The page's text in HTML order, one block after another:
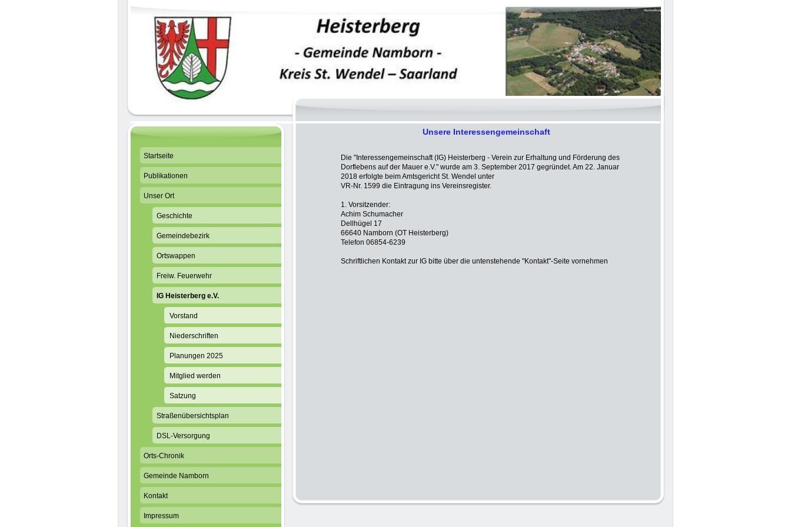
Unsere Interessengemeinschaft
Die "Interessengemeinschaft (IG) Heisterberg - Verein zur Erhaltung und Förderung des
Dorflebens auf der Mauer e.V." wurde am 3. September 2017 gegründet. Am 22. Januar
2018 erfolgte beim Amtsgericht St. Wendel unter
VR-Nr. 1599 die Eintragung ins Vereinsregister.
1. Vorsitzender:
Achim Schumacher
Dellhügel 17
66640 Namborn (OT Heisterberg)
Telefon 06854-6239
Schriftlichen Kontakt zur IG bitte über die untenstehende "Kontakt"-Seite vornehmen
Startseite
Publikationen
Unser Ort
Geschichte
Gemeindebezirk
Ortswappen
Freiw. Feuerwehr
IG Heisterberg e.V.
Vorstand
Niederschriften
Planungen 2025
Mitglied werden
Satzung
Straßenübersichtsplan
DSL-Versorgung
Orts-Chronik
Gemeinde Namborn
Kontakt
Impressum